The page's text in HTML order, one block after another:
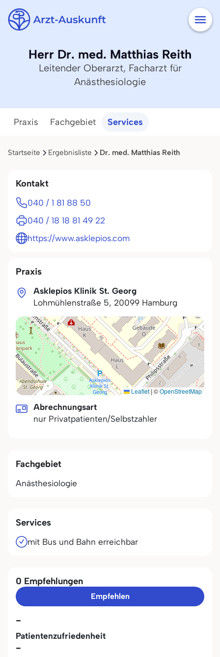
Herr Dr. med. Matthias Reith
Leitender Oberarzt, Facharzt für
Anästhesiologie
Praxis Fachgebiet Services
Startseite Ergebnisliste Dr. med. Matthias Reith
Praxis
Asklepios Klinik St. Georg
Lohmühlenstraße 5, 20099 Hamburg
Leaflet |©OpenStreetMap
Abrechnungsart
nur Privatpatienten/Selbstzahler
Fachgebiet
Anästhesiologie
Services
mit Bus und Bahn erreichbar
0 Empfehlungen
Empfehlen
-
Patientenzufriedenheit
-
Kontakt
040 / 1 81 88 50
040 / 18 18 81 49 22
https://www.asklepios.com